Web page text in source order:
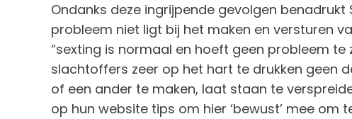
Ondanks deze ingrijpende gevolgen
probleem niet ligt bij het maken en versturen
“sexting is normaal en hoeft geen probleem te
slachtoffers zeer op het hart te drukken geen
of een ander te maken, laat staan te
op hun website tips om hier ‘bewust’ mee om